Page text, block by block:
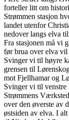
forteller litt om
Strømmen stasjon
landet utenfor
nedover langs elva
Fra stasjonen må vi
før brua over elva vil
Svinger vi til høyre
grensen til
mot Fjellhamar og
Svinger vi til
Strømmens
over den øverste av
østsiden av elva. I